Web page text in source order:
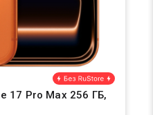
17 Pro Max 256 ГБ,